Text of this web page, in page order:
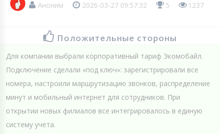
Аноним 2026-03-27 09:57:32 5 1237
Положительные стороны
Для компании выбрали корпоративный тариф Экомобайл.
Подключение сделали «под ключ»: зарегистрировали все
номера, настроили маршрутизацию звонков, распределение
минут и мобильный интернет для сотрудников. При
открытии новых филиалов все интегрировалось в единую
систему учета.